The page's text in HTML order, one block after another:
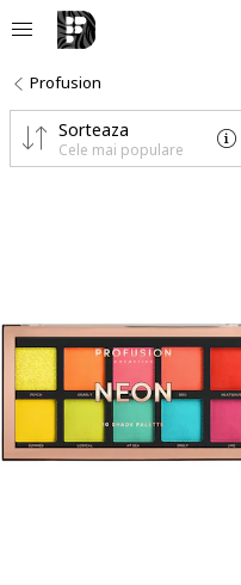
Profusion
Sorteaza
Cele mai populare